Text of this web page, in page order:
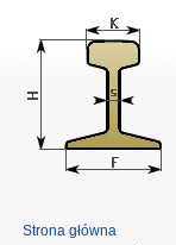
Strona główna